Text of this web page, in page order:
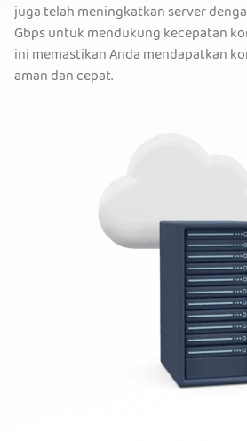
juga telah meningkatkan server
Gbps untuk mendukung kecepatan
ini memastikan Anda mendapatkan
aman dan cepat.